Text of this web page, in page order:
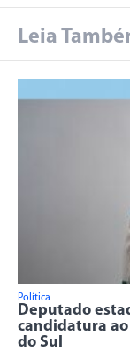
Leia
Política
Deputado
candidatura
do Sul